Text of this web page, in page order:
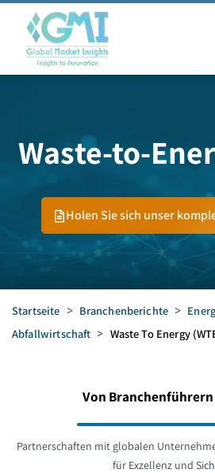
Waste-to-
Holen Sie sich unser
Startseite > Branchenberichte >
Abfallwirtschaft > Waste To Energy
Von
Partnerschaften mit globalen
für Exzellenz und